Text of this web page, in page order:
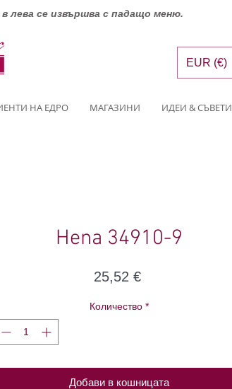
лева се извършва с падащо меню.
НА ЕДРО МАГАЗИНИ ИДЕИ & СЪВЕТИ
EUR (€)
Hena 34910-9
25,52 €Цена
Количество *
Добави в кошницата